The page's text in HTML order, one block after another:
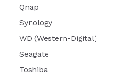
Qnap
Synology
WD (Western-Digital)
Seagate
Toshiba